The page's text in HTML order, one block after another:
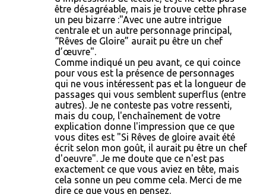
être désagréable, mais je trouve cette phrase
un peu bizarre :"Avec une autre intrigue
centrale et un autre personnage principal,
“Rêves de Gloire” aurait pu être un chef
d’œuvre".
Comme indiqué un peu avant, ce qui coince
pour vous est la présence de personnages
qui ne vous intéressent pas et la longueur de
passages qui vous semblent superflus (entre
autres). Je ne conteste pas votre ressenti,
mais du coup, l'enchaînement de votre
explication donne l'impression que ce que
vous dites est "Si Rêves de gloire avait été
écrit selon mon goût, il aurait pu être un chef
d'oeuvre". Je me doute que ce n'est pas
exactement ce que vous aviez en tête, mais
cela sonne un peu comme cela. Merci de me
dire ce que vous en pensez.